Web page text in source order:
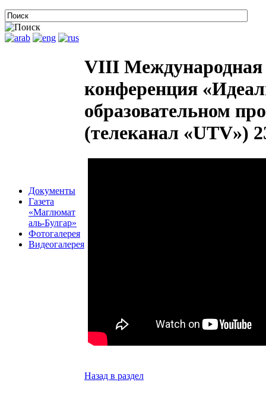
Документы
Газета
«Маглюмат
аль-Булгар»
Фотогалерея
Видеогалерея
VIII Международная
конференция
образовательном
(телеканал «UTV»)
Назад в раздел